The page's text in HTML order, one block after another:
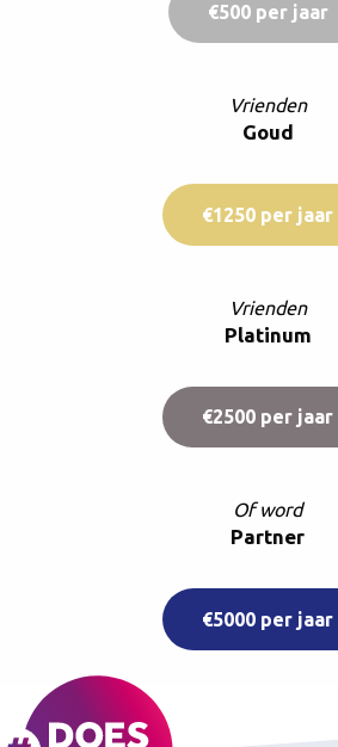
€500 per jaar
Vrienden
Goud
€1250 per jaar
Vrienden
Platinum
€2500 per jaar
Of word
Partner
€5000 per jaar